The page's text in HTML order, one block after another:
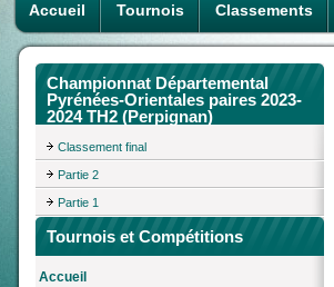
Accueil Tournois Classements
Championnat Départemental
Pyrénées-Orientales paires 2023-
2024 TH2 (Perpignan)
Classement final
Partie 2
Partie 1
Tournois et Compétitions
Accueil